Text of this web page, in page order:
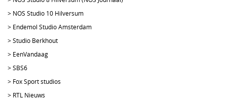
> NOS Studio 10 Hilversum
> Endemol Studio Amsterdam
>Studio Berkhout
> EenVandaag
>SBS6
> Fox Sport studios
> RTL Nieuws